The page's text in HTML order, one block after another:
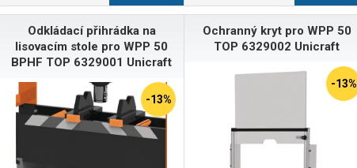
Odkládací přihrádka na
lisovacím stole pro WPP 50
BPHF TOP 6329001 Unicraft
-13%
Ochranný kryt pro WPP 50
TOP 6329002 Unicraft
-13%